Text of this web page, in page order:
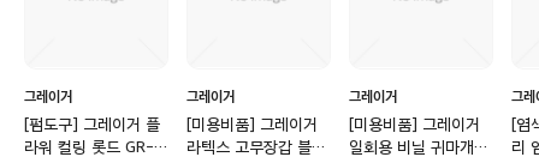
그레이거
[펌도구] 그레이거 플
라워 컬링 롯드 GR-
그레이거
[미용비품] 그레이거
라텍스 고무장갑 블랙
그레이거
[미용비품] 그레이거
일회용 비닐 귀마개
그레
[염
리